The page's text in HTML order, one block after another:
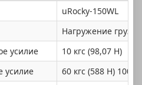
uRocky-150WL
Нагружение
усилие
10 кгс (98,07 Н)
усилие
60 кгс (588 Н) 100